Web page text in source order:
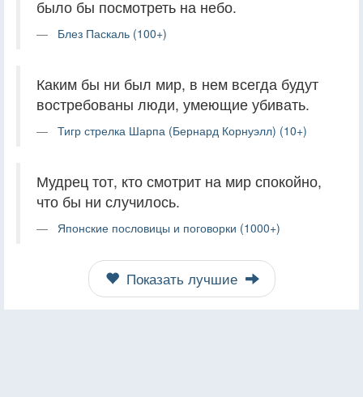
было бы посмотреть на небо.
Блез Паскаль (100+)
Каким бы ни был мир, в нем всегда будут
востребованы люди, умеющие убивать.
Тигр стрелка Шарпа (Бернард Корнуэлл) (10+)
Мудрец тот, кто смотрит на мир спокойно,
что бы ни случилось.
Японские пословицы и поговорки (1000+)
Показать лучшие